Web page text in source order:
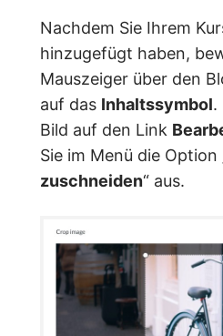
Nachdem Sie Ihrem
hinzugefügt haben,
Mauszeiger über den
auf das Inhaltssymbol.
Bild auf den Link
Sie im Menü die Option
zuschneiden“ aus.